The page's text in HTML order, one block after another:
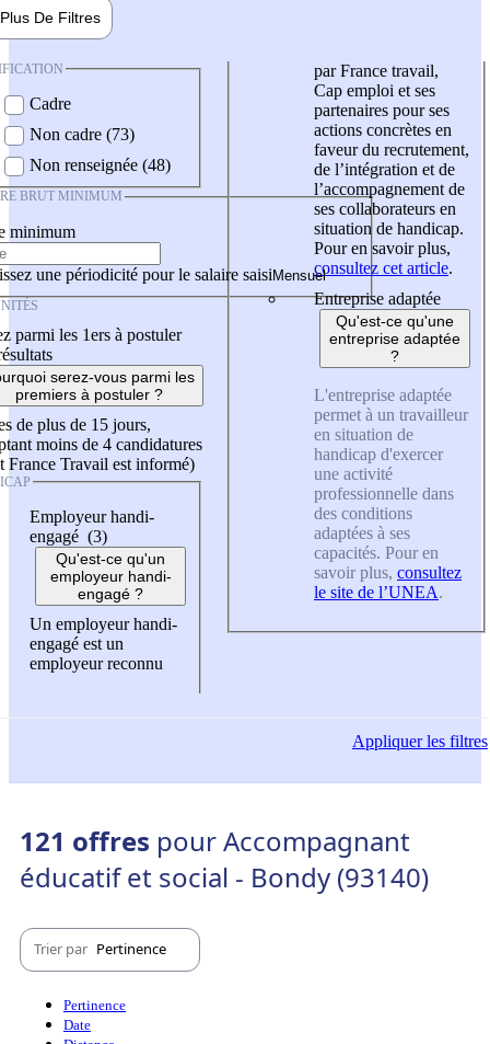
Plus De Filtres
Cadre
Non cadre (73)
Non renseignée (48)
BRUT MINIMUM
minimum
une périodicité pour le salaire saisi
parmi les 1ers à postuler
serez-vous parmi les
premiers à postuler ?
de plus de 15 jours,
moins de 4 candidatures
France Travail est informé)
Employeur handi-
engagé (3)
Qu'est-ce qu'un
employeur handi-
engagé ?
Un employeur handi-
engagé est un
employeur reconnu
par France travail,
Cap emploi et ses
partenaires pour ses
actions concrètes en
faveur du recrutement,
de l’intégration et de
l’accompagnement de
ses collaborateurs en
situation de handicap.
Pour en savoir plus,
consultez cet article.
Entreprise adaptée
Qu'est-ce qu'une
entreprise adaptée
?
L'entreprise adaptée
permet à un travailleur
en situation de
handicap d'exercer
une activité
professionnelle dans
des conditions
adaptées à ses
capacités. Pour en
savoir plus, consultez
le site de l’UNEA.
Appliquerles filtres
121 offres pour Accompagnant
éducatif et social - Bondy (93140)
Trier par Pertinence
Pertinence
Date